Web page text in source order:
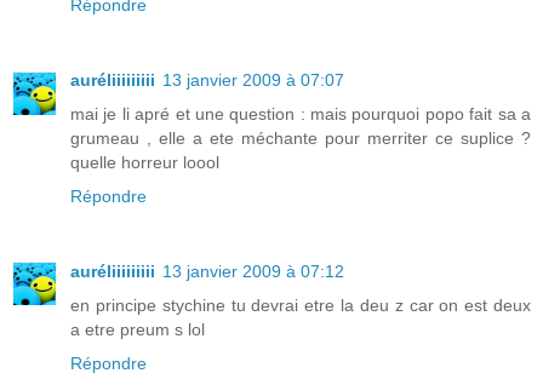
Répondre
auréliiiiiiiii 13 janvier 2009 à 07:07
mai je li apré et une question : mais pourquoi popo fait sa a
grumeau , elle a ete méchante pour merriter ce suplice ?
quelle horreur loool
Répondre
auréliiiiiiiii 13 janvier 2009 à 07:12
en principe stychine tu devrai etre la deu z car on est deux
a etre preum s lol
Répondre